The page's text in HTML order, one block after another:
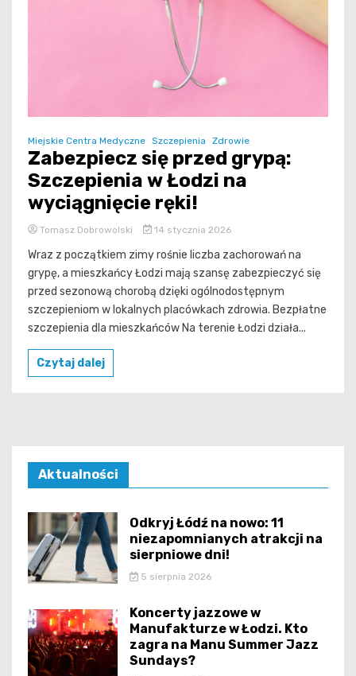
Miejskie Centra Medyczne Szczepienia Zdrowie
Zabezpiecz się przed grypą:
Szczepienia w Łodzi na
wyciągnięcie ręki!
Tomasz Dobrowolski 14 stycznia 2026
Wraz z początkiem zimy rośnie liczba zachorowań na
grypę, a mieszkańcy Łodzi mają szansę zabezpieczyć się
przed sezonową chorobą dzięki ogólnodostępnym
szczepieniom w lokalnych placówkach zdrowia. Bezpłatne
szczepienia dla mieszkańców Na terenie Łodzi działa...
Czytaj dalej
Aktualności
Odkryj Łódź na nowo: 11
niezapomnianych atrakcji na
sierpniowe dni!
5 sierpnia 2026
Koncerty jazzowe w
Manufakturze w Łodzi. Kto
zagra na Manu Summer Jazz
Sundays?